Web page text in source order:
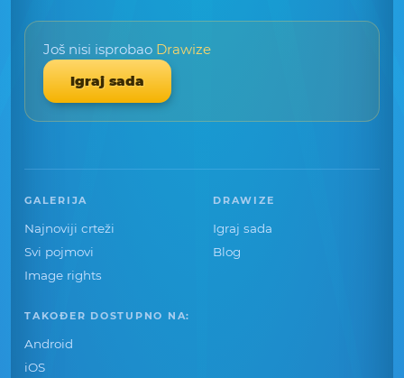
Još nisi isprobao Drawize
Igraj sada
GALERIJA
Najnoviji crteži
Svi pojmovi
Image rights
DRAWIZE
Igraj sada
Blog
TAKOĐER DOSTUPNO NA:
Android
iOS